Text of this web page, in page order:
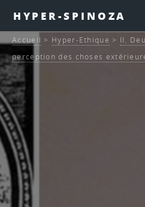
HYPER-SPINOZA
Accueil > Hyper-Ethique > II.
perception des choses